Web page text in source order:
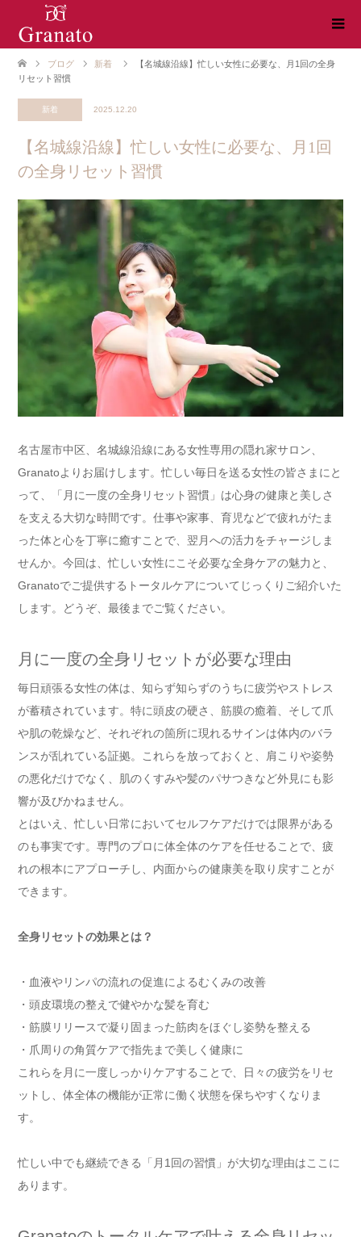
ブログ 新着
【名城線沿線】忙しい女性に必要な、月1回の全身
リセット習慣
新着 2025.12.20
【名城線沿線】忙しい女性に必要な、月1回
の全身リセット習慣
名古屋市中区、名城線沿線にある女性専用の隠れ家サロン、
Granatoよりお届けします。忙しい毎日を送る女性の皆さまにと
って、「月に一度の全身リセット習慣」は心身の健康と美しさ
を支える大切な時間です。仕事や家事、育児などで疲れがたま
った体と心を丁寧に癒すことで、翌月への活力をチャージしま
せんか。今回は、忙しい女性にこそ必要な全身ケアの魅力と、
Granatoでご提供するトータルケアについてじっくりご紹介いた
します。どうぞ、最後までご覧ください。
月に一度の全身リセットが必要な理由
毎日頑張る女性の体は、知らず知らずのうちに疲労やストレス
が蓄積されています。特に頭皮の硬さ、筋膜の癒着、そして爪
や肌の乾燥など、それぞれの箇所に現れるサインは体内のバラ
ンスが乱れている証拠。これらを放っておくと、肩こりや姿勢
の悪化だけでなく、肌のくすみや髪のパサつきなど外見にも影
響が及びかねません。
とはいえ、忙しい日常においてセルフケアだけでは限界がある
のも事実です。専門のプロに体全体のケアを任せることで、疲
れの根本にアプローチし、内面からの健康美を取り戻すことが
できます。
全身リセットの効果とは？
・血液やリンパの流れの促進によるむくみの改善
・頭皮環境の整えで健やかな髪を育む
・筋膜リリースで凝り固まった筋肉をほぐし姿勢を整える
・爪周りの角質ケアで指先まで美しく健康に
これらを月に一度しっかりケアすることで、日々の疲労をリセ
ットし、体全体の機能が正常に働く状態を保ちやすくなりま
す。
忙しい中でも継続できる「月1回の習慣」が大切な理由はここに
あります。